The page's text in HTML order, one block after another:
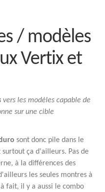
/ modèles
Vertix et
vers les modèles capable de
sur une cible
sont donc pile dans le
ça d'ailleurs. Pas de
à la différences des
les seules montres à
fait, il y a aussi le combo